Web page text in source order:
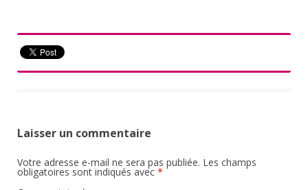
Laisser un commentaire
Votre adresse e-mail ne sera pas publiée. Les champs
obligatoires sont indiqués avec *